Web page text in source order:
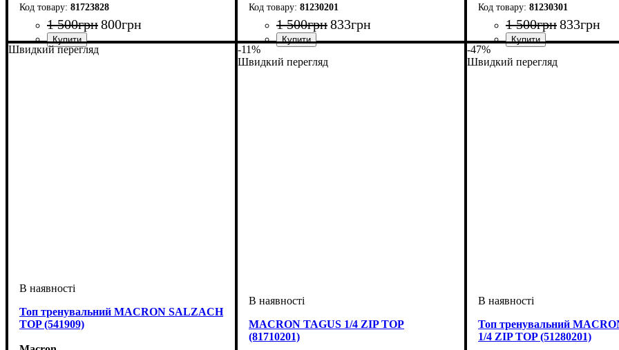
81723828
1 500грн800грн
Стать: Дитяче, Унісекс
Виробник: Macron
Колір: Зелений
81230201
1 500грн833грн
Стать
Виробник
Колір
81230301
1 500грн833грн
Стать
Виробник
Колір
Швидкий перегляд
Топ тренувальний MACRON SALZACH
TOP (541909)
-11%
Швидкий перегляд
MACRON TAGUS 1/4 ZIP TOP
(81710201)
-47%
Швидкий перегляд
Топ тренувальний
1/4 ZIP TOP (51280201)